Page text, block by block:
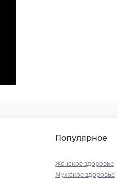
Популярное
Женское здоровье
Мужское здоровье